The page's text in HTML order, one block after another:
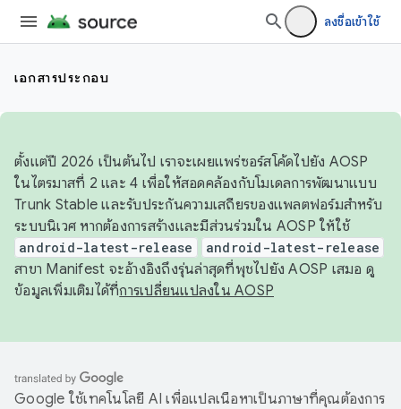
ลงชื่อเข้าใช้
เอกสารประกอบ
ตั้งแต่ปี 2026 เป็นต้นไป เราจะเผยแพร่ซอร์สโค้ดไปยัง AOSP
ในไตรมาสที่ 2 และ 4 เพื่อให้สอดคล้องกับโมเดลการพัฒนาแบบ
Trunk Stable และรับประกันความเสถียรของแพลตฟอร์มสำหรับ
ระบบนิเวศ หากต้องการสร้างและมีส่วนร่วมใน AOSP ให้ใช้
android-latest-release android-latest-release
สาขา Manifest จะอ้างอิงถึงรุ่นล่าสุดที่พุชไปยัง AOSP เสมอ ดู
ข้อมูลเพิ่มเติมได้ที่การเปลี่ยนแปลงใน AOSP
Google ใช้เทคโนโลยี AI เพื่อแปลเนื้อหาเป็นภาษาที่คุณต้องการ